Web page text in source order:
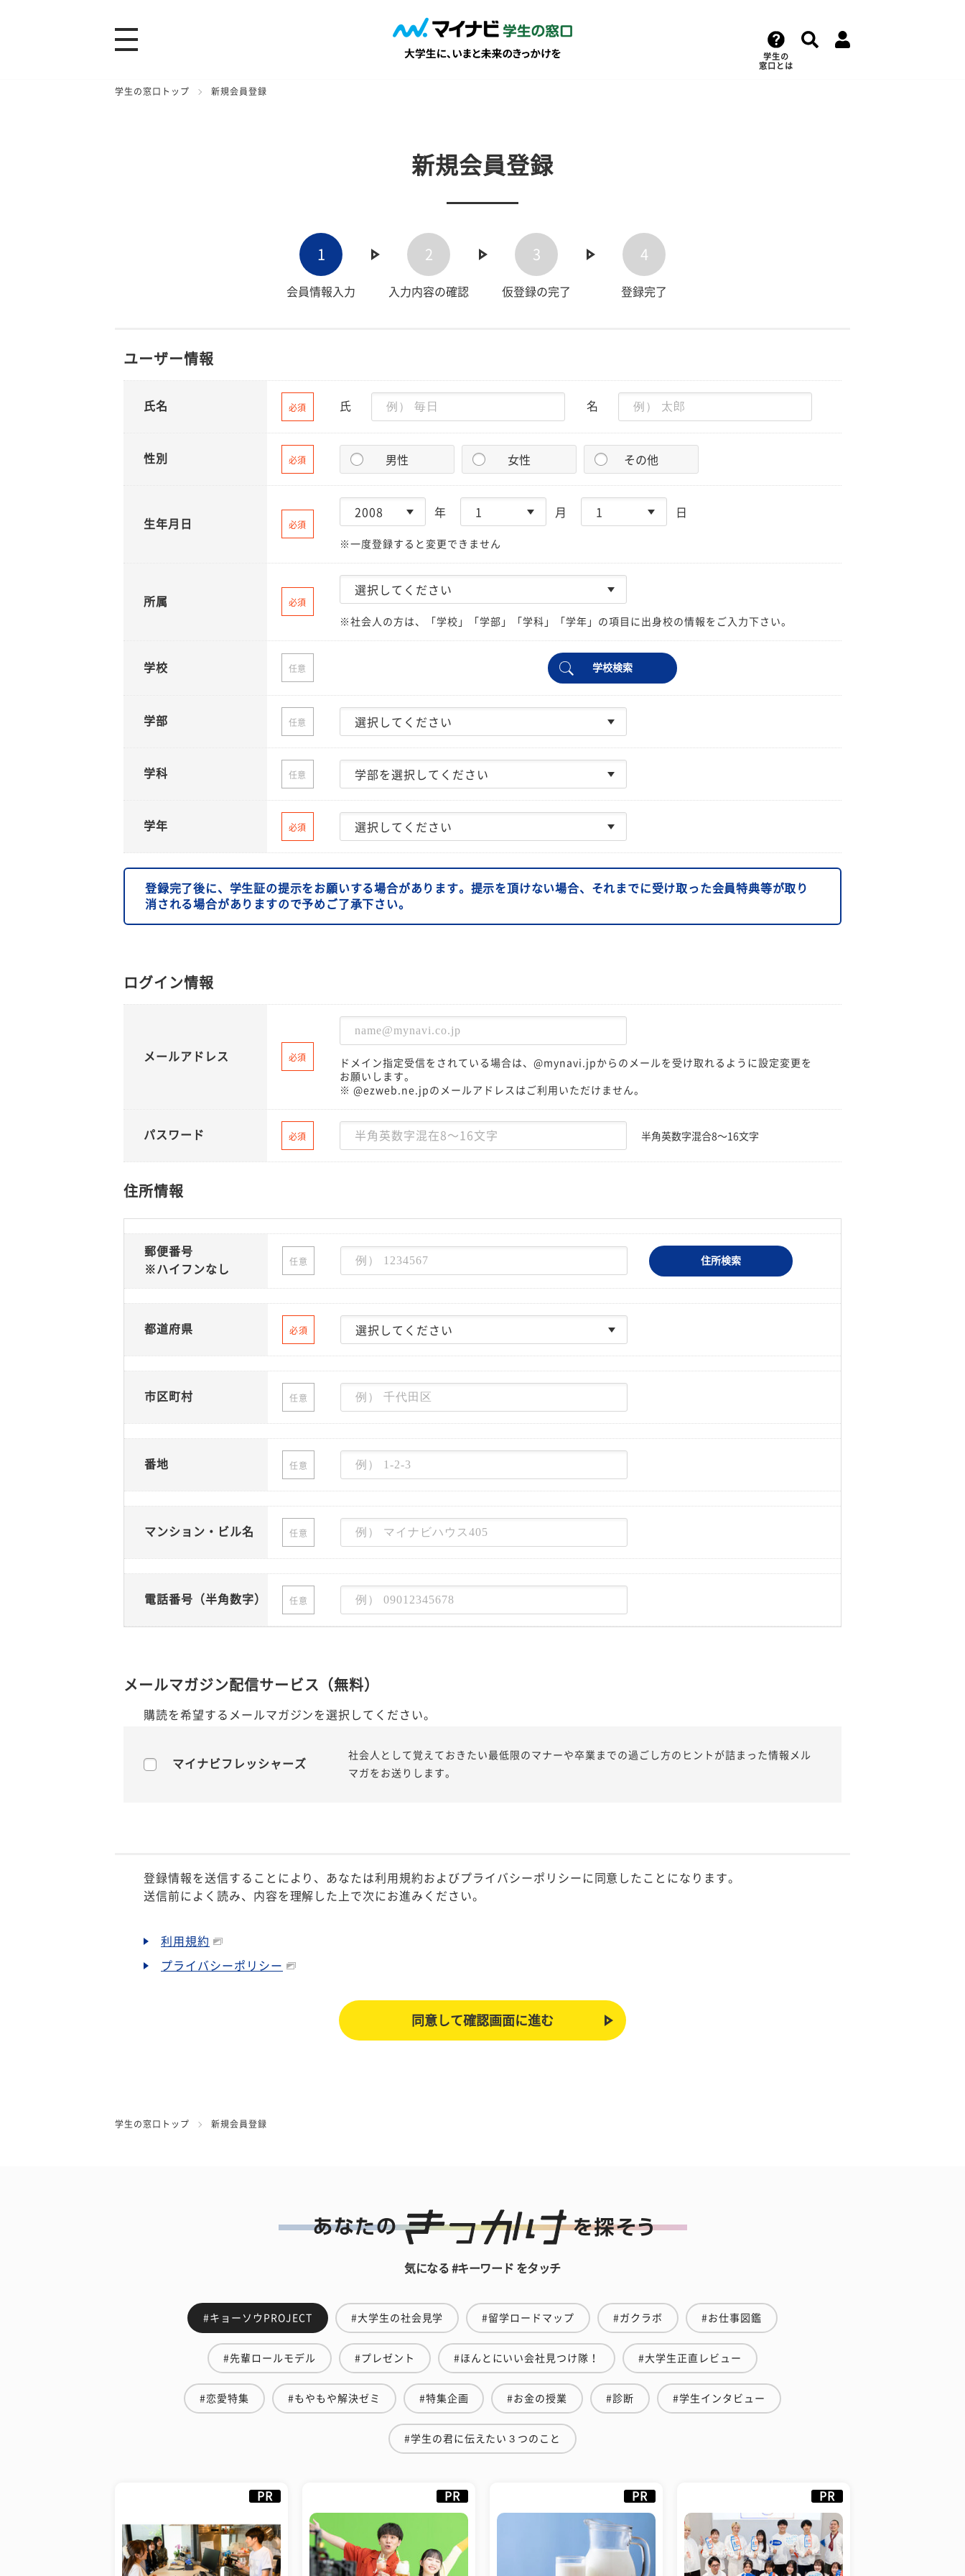
学生の
窓口とは
学生の窓口トップ 新規会員登録
新規会員登録
1
会員情報入力
2
入力内容の確認
3
仮登録の完了
4
登録完了
ユーザー情報
氏名 必須 氏 名
性別 必須 男性 女性 その他
生年月日 必須
年 月 日
※一度登録すると変更できません
所属 必須
※社会人の方は、「学校」「学部」「学科」「学年」の項目に出身校の情報をご入力下さい。
学校 任意 学校検索
学部 任意
学科 任意
学年 必須
登録完了後に、学生証の提示をお願いする場合があります。提示を頂けない場合、それまでに受け取った会員特典等が取り
消される場合がありますので予めご了承下さい。
ログイン情報
メールアドレス 必須
ドメイン指定受信をされている場合は、@mynavi.jpからのメールを受け取れるように設定変更を
お願いします。
※ @ezweb.ne.jpのメールアドレスはご利用いただけません。
パスワード 必須 半角英数字混合8〜16文字
住所情報
郵便番号
※ハイフンなし
任意 住所検索
都道府県 必須
市区町村 任意
番地 任意
マンション・ビル名 任意
電話番号（半角数字） 任意
メールマガジン配信サービス（無料）
購読を希望するメールマガジンを選択してください。
マイナビフレッシャーズ
社会人として覚えておきたい最低限のマナーや卒業までの過ごし方のヒントが詰まった情報メル
マガをお送りします。
登録情報を送信することにより、あなたは利用規約およびプライバシーポリシーに同意したことになります。
送信前によく読み、内容を理解した上で次にお進みください。
利用規約
プライバシーポリシー
学生の窓口トップ 新規会員登録
気になる #キーワード をタッチ
#キョーソウPROJECT #大学生の社会見学 #留学ロードマップ #ガクラボ #お仕事図鑑
#先輩ロールモデル #プレゼント #ほんとにいい会社見つけ隊！ #大学生正直レビュー
#恋愛特集 #もやもや解決ゼミ #特集企画 #お金の授業 #診断 #学生インタビュー
#学生の君に伝えたい３つのこと
PR PR PR PR